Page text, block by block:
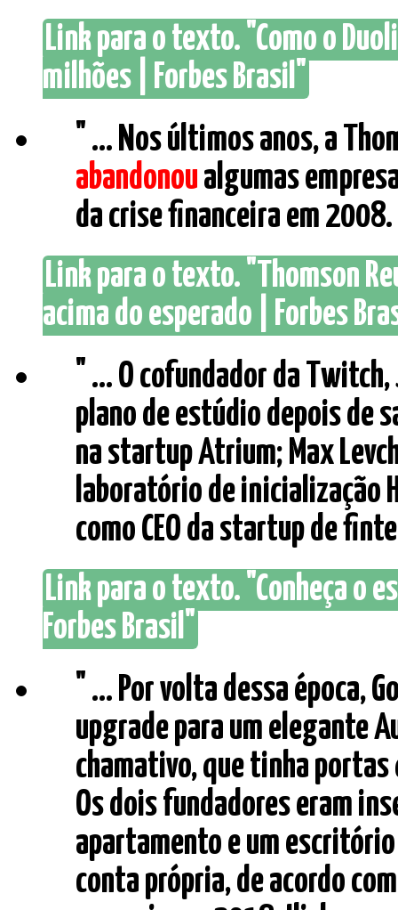
Link para o texto. "Como o
milhões | Forbes Brasil"
" ... Nos últimos anos, a
abandonoualgumas
da crise financeira em
Link para o texto. "Thomson
acima do esperado | Forbes
" ... O cofundador da
plano de estúdio depois de
na startup Atrium; Max
laboratório de inicialização
como CEO da startup de
Link para o texto. "Conheça o
Forbes Brasil"
" ... Por volta dessa época,
upgrade para um elegante
chamativo, que tinha portas
Os dois fundadores eram
apartamento e um
conta própria, de acordo